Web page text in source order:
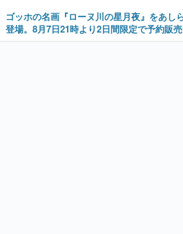
ゴッホの名画『ローヌ川の星月夜』をあし
登場。8月7日21時より2日間限定で予約販売